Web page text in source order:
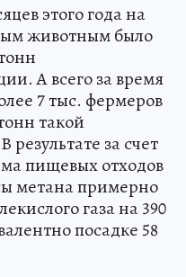
этого года на
животным было
А всего за время
7 тыс. фермеров
такой
за счет
пищевых отходов
метана примерно
газа на 390
посадке 58